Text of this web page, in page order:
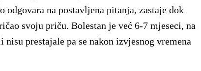
odgovara na postavljena pitanja, zastaje dok
svoju priču. Bolestan je već 6-7 mjeseci, na
prestajale pa se nakon izvjesnog vremena